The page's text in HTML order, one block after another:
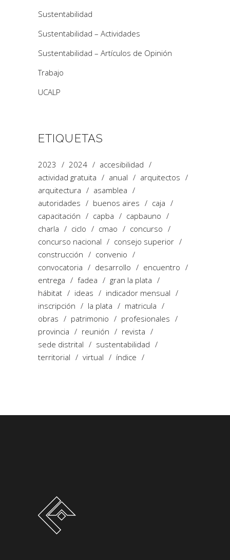
Sustentabilidad
Sustentabilidad – Actividades
Sustentabilidad – Artículos de Opinión
Trabajo
UCALP
ETIQUETAS
2023 2024
accesibilidad
actividad gratuita
anual
arquitectos
arquitectura
asamblea
autoridades
buenos aires
caja
capacitación
capba
capbauno
charla
ciclo cmao
concurso
concurso nacional
consejo superior
construcción
convenio
convocatoria
desarrollo
encuentro
entrega
fadea
gran la plata
hábitat
ideas
indicador mensual
inscripción
la plata
matricula
obras
patrimonio
profesionales
provincia
reunión
revista
sede distrital
sustentabilidad
territorial
virtual índice